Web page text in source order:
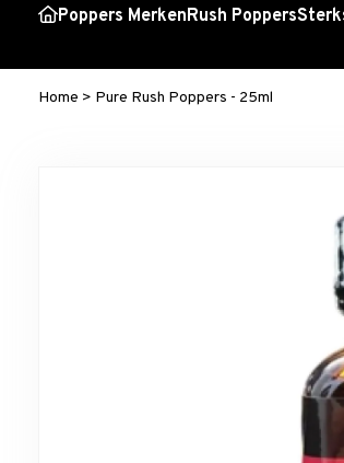
Poppers MerkenRush Poppers
Home > Pure Rush Poppers - 25ml